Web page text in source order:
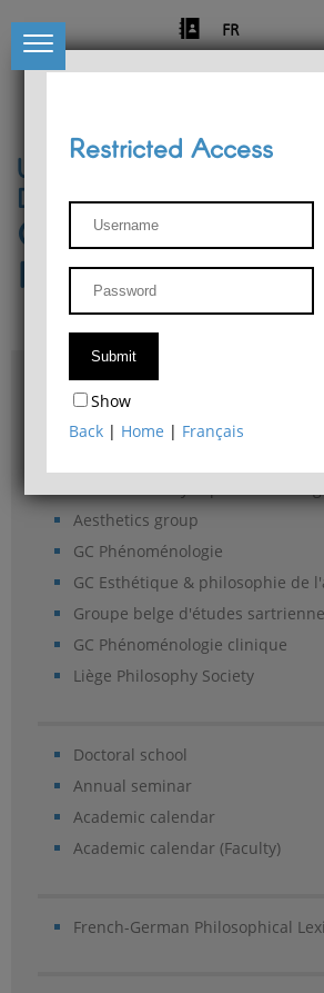
FR
University of Liège
Départment of Philosophy
Center for
Research
Access & maps
Philosophy Department Library
Aesthetics group
GC Phénoménologie
GC Esthétique & philosophie de
Groupe belge d'études
GC Phénoménologie clinique
Liège Philosophy Society
Doctoral school
Annual seminar
Academic calendar
Academic calendar (Faculty)
French-German Philosophical
Restricted Access
Show
Back | Home | Français